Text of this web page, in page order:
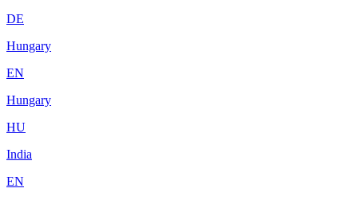
DE
Hungary
EN
Hungary
HU
India
EN